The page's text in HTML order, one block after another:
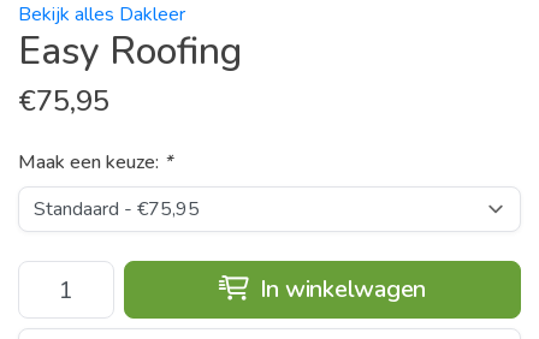
Bekijk alles Dakleer
Easy Roofing
€75,95
Maak een keuze: *
In winkelwagen